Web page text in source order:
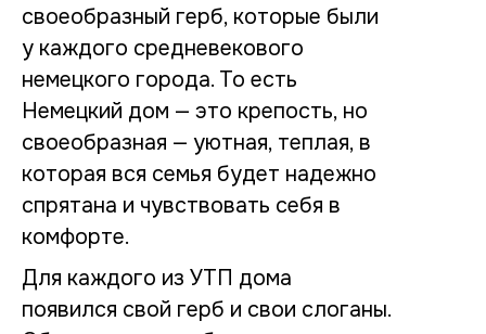
своеобразный герб, которые были
у каждого средневекового
немецкого города. То есть
Немецкий дом — это крепость, но
своеобразная — уютная, теплая, в
которая вся семья будет надежно
спрятана и чувствовать себя в
комфорте.
Для каждого из УТП дома
появился свой герб и свои слоганы.